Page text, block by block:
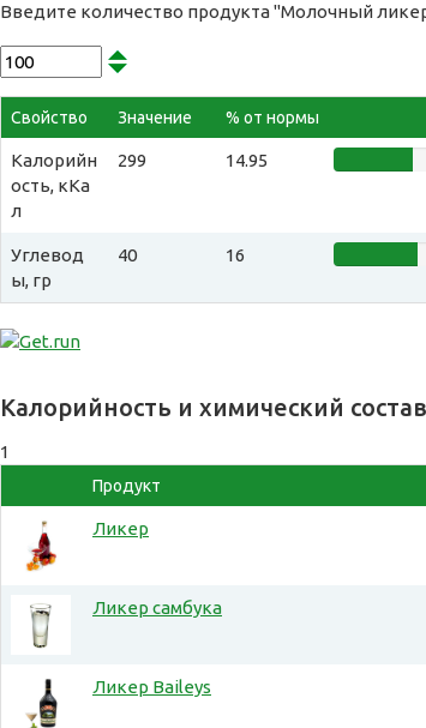
Введите количество продукта "Молочный
Свойство Значение % от нормы
Калорийн
ость, кКа
л
299 14.95
Углевод
ы, гр
40 16
Калорийность и химический
1
Продукт
Ликер
Ликер самбука
Ликер Baileys